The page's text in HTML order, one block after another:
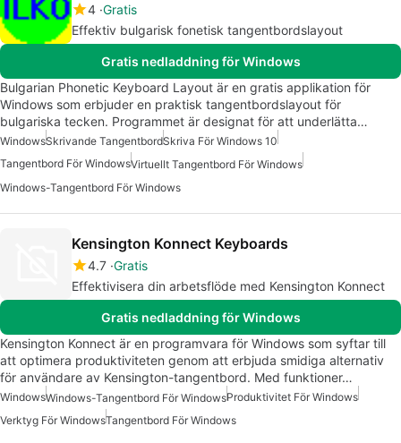
4 Gratis
Effektiv bulgarisk fonetisk tangentbordslayout
Gratis nedladdning för Windows
Bulgarian Phonetic Keyboard Layout är en gratis applikation för
Windows som erbjuder en praktisk tangentbordslayout för
bulgariska tecken. Programmet är designat för att underlätta…
WindowsSkrivande TangentbordSkriva För Windows 10
Tangentbord För WindowsVirtuellt Tangentbord För Windows
Windows-Tangentbord För Windows
Kensington Konnect Keyboards
4.7 Gratis
Effektivisera din arbetsflöde med Kensington Konnect
Gratis nedladdning för Windows
Kensington Konnect är en programvara för Windows som syftar till
att optimera produktiviteten genom att erbjuda smidiga alternativ
för användare av Kensington-tangentbord. Med funktioner…
WindowsWindows-Tangentbord För WindowsProduktivitet För Windows
Verktyg För WindowsTangentbord För Windows